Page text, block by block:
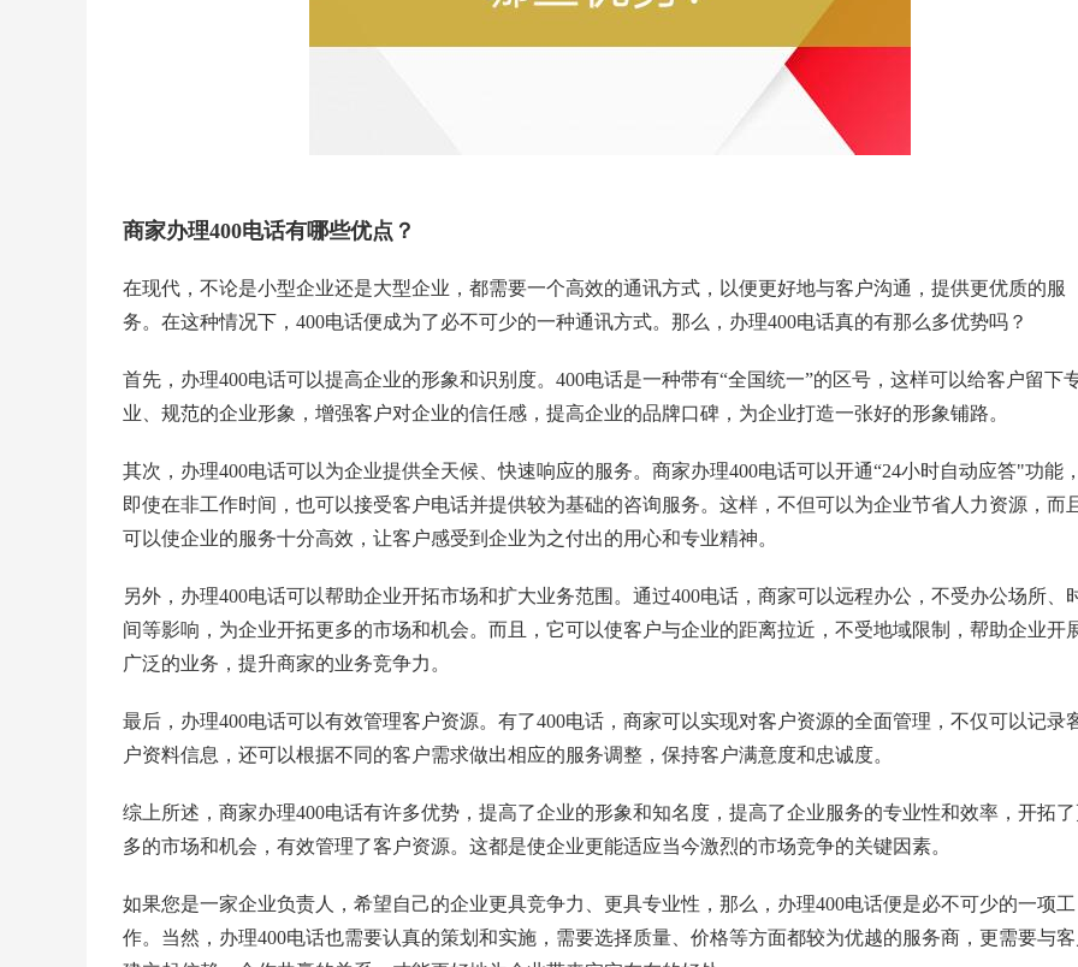
商家办理400电话有哪些优点？
在现代，不论是小型企业还是大型企业，都需要一个高效的通讯方式，以便更好地与客户沟通，提供更优质的服
务。在这种情况下，400电话便成为了必不可少的一种通讯方式。那么，办理400电话真的有那么多优势吗？
首先，办理400电话可以提高企业的形象和识别度。400电话是一种带有“全国统一”的区号，这样可以给客户留下
业、规范的企业形象，增强客户对企业的信任感，提高企业的品牌口碑，为企业打造一张好的形象铺路。
其次，办理400电话可以为企业提供全天候、快速响应的服务。商家办理400电话可以开通“24小时自动应答"功能
即使在非工作时间，也可以接受客户电话并提供较为基础的咨询服务。这样，不但可以为企业节省人力资源，而
可以使企业的服务十分高效，让客户感受到企业为之付出的用心和专业精神。
另外，办理400电话可以帮助企业开拓市场和扩大业务范围。通过400电话，商家可以远程办公，不受办公场所、
间等影响，为企业开拓更多的市场和机会。而且，它可以使客户与企业的距离拉近，不受地域限制，帮助企业开
广泛的业务，提升商家的业务竞争力。
最后，办理400电话可以有效管理客户资源。有了400电话，商家可以实现对客户资源的全面管理，不仅可以记录
户资料信息，还可以根据不同的客户需求做出相应的服务调整，保持客户满意度和忠诚度。
综上所述，商家办理400电话有许多优势，提高了企业的形象和知名度，提高了企业服务的专业性和效率，开拓
多的市场和机会，有效管理了客户资源。这都是使企业更能适应当今激烈的市场竞争的关键因素。
如果您是一家企业负责人，希望自己的企业更具竞争力、更具专业性，那么，办理400电话便是必不可少的一项工
作。当然，办理400电话也需要认真的策划和实施，需要选择质量、价格等方面都较为优越的服务商，更需要与